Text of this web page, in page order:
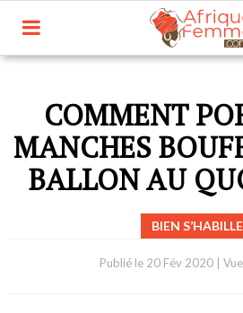
COMMENT
MANCHES
BALLON AU
BIEN
Publié le 20 Fév 2020|